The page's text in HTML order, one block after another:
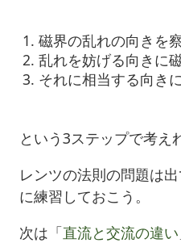
磁界の乱れの向きを
乱れを妨げる向きに
それに相当する向き
という3ステップで考え
レンツの法則の問題は
に練習しておこう。
次は「直流と交流の違い